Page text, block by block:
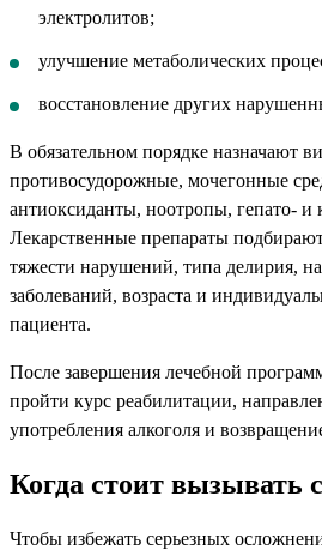
электролитов;
улучшение метаболических
восстановление других
В обязательном порядке назначают
противосудорожные, мочегонные
антиоксиданты, ноотропы, гепато- и
Лекарственные препараты
тяжести нарушений, типа делирия,
заболеваний, возраста и
пациента.
После завершения лечебной
пройти курс реабилитации,
употребления алкоголя и
Когда стоит вызывать
Чтобы избежать серьезных